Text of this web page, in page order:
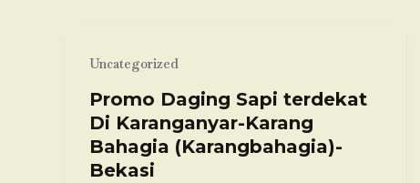
Uncategorized
Promo Daging Sapi terdekat
Di Karanganyar-Karang
Bahagia (Karangbahagia)-
Bekasi